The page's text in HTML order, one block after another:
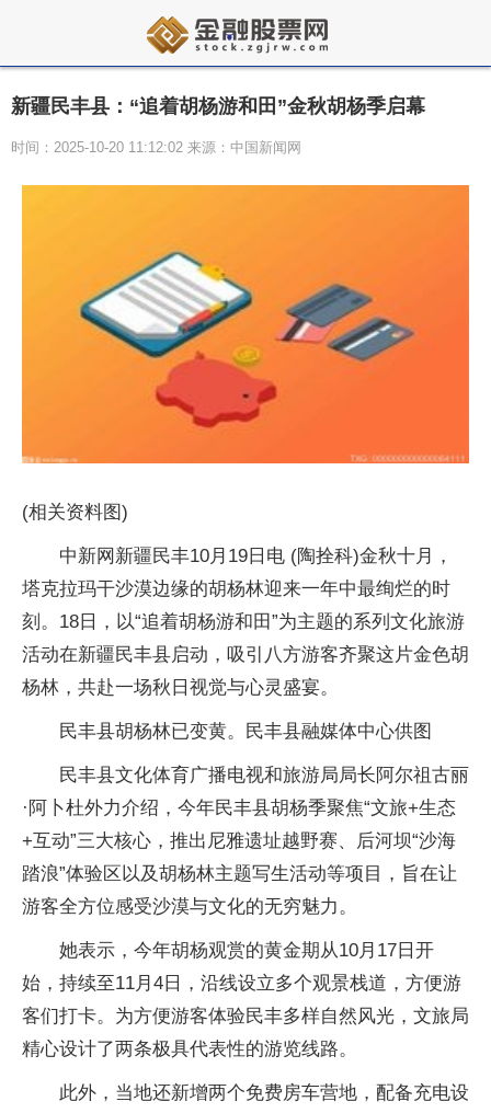
新疆民丰县：“追着胡杨游和田”金秋胡杨季启幕
时间：2025-10-20 11:12:02 来源：中国新闻网
(相关资料图)
中新网新疆民丰10月19日电 (陶拴科)金秋十月，
塔克拉玛干沙漠边缘的胡杨林迎来一年中最绚烂的时
刻。18日，以“追着胡杨游和田”为主题的系列文化旅游
活动在新疆民丰县启动，吸引八方游客齐聚这片金色胡
杨林，共赴一场秋日视觉与心灵盛宴。
民丰县胡杨林已变黄。民丰县融媒体中心供图
民丰县文化体育广播电视和旅游局局长阿尔祖古丽
·阿卜杜外力介绍，今年民丰县胡杨季聚焦“文旅+生态
+互动”三大核心，推出尼雅遗址越野赛、后河坝“沙海
踏浪”体验区以及胡杨林主题写生活动等项目，旨在让
游客全方位感受沙漠与文化的无穷魅力。
她表示，今年胡杨观赏的黄金期从10月17日开
始，持续至11月4日，沿线设立多个观景栈道，方便游
客们打卡。为方便游客体验民丰多样自然风光，文旅局
精心设计了两条极具代表性的游览线路。
此外，当地还新增两个免费房车营地，配备充电设